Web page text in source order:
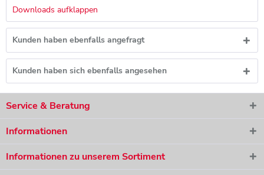
Downloads aufklappen
Kunden haben ebenfalls angefragt
Kunden haben sich ebenfalls angesehen
Service & Beratung
Informationen
Informationen zu unserem Sortiment